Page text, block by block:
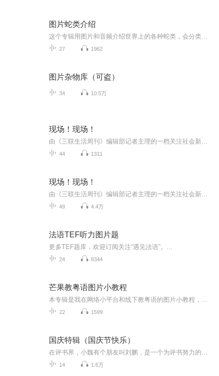
图片蛇类介绍
27 1962
图片杂物库（可盗）
34 10.5万
现场！现场！
44 1311
现场！现场！
49 4.4万
法语TEF听力图片题
更多TEF题库，欢迎订阅关注“遇见法语”。...
24 8344
芒果教粤语图片小教程
22 1599
国庆特辑（国庆节快乐）
14 1.6万